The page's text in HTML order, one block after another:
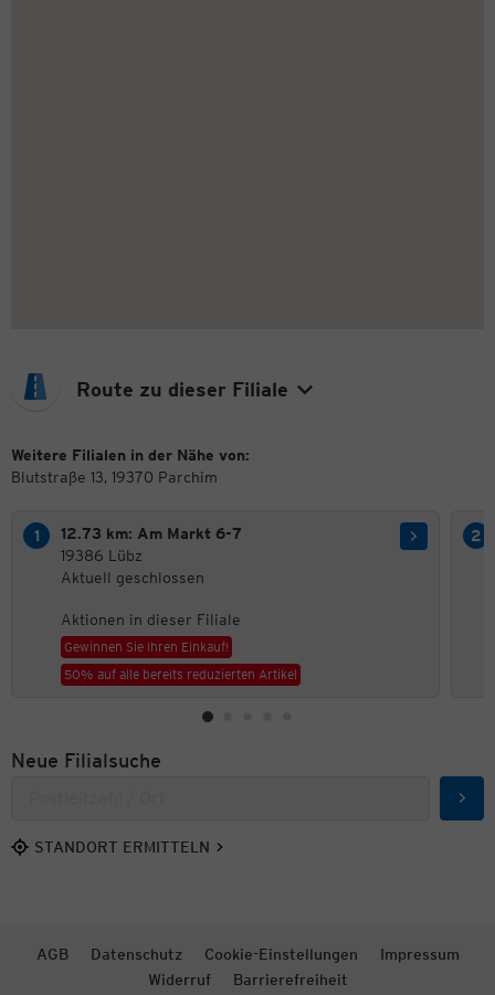
Route zu dieser Filiale
Weitere Filialen in der Nähe von:
Blutstraße 13, 19370 Parchim
12.73 km: Am Markt 6-7
19386 Lübz
Aktuell geschlossen
Aktionen in dieser Filiale
Gewinnen Sie Ihren Einkauf!
50% auf alle bereits reduzierten Artikel
Neue Filialsuche
STANDORT ERMITTELN
AGB Datenschutz Cookie-Einstellungen
Impressum
Widerruf
Barrierefreiheit